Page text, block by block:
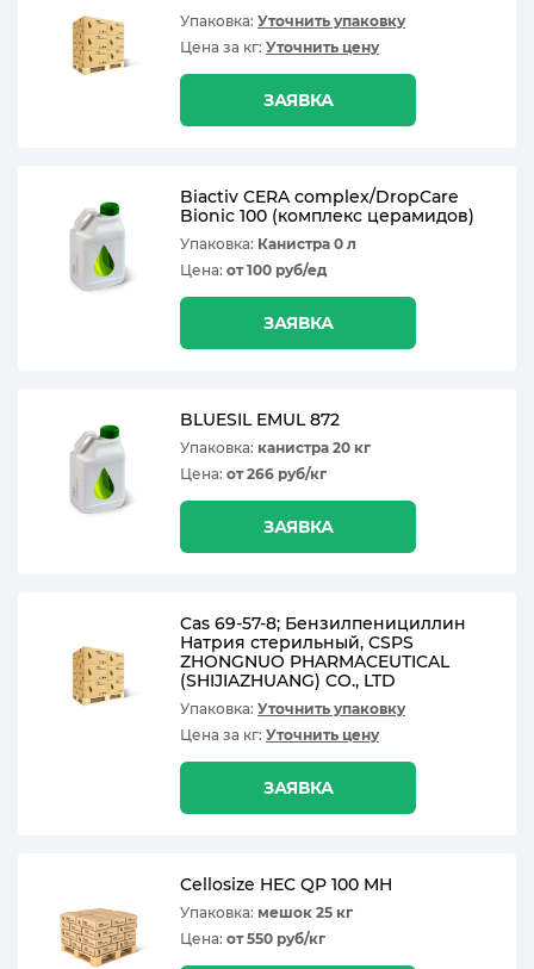
Упаковка: Уточнить упаковку
Цена за кг: Уточнить цену
ЗАЯВКА
Biactiv CERA complex/DropCare
Bionic 100 (комплекс церамидов)
Упаковка: Канистра 0 л
Цена: от 100 руб/ед
ЗАЯВКА
BLUESIL EMUL 872
Упаковка: канистра 20 кг
Цена: от 266 руб/кг
ЗАЯВКА
Cas 69-57-8; Бензилпенициллин
Натрия стерильный, CSPS
ZHONGNUO PHARMACEUTICAL
(SHIJIAZHUANG) CO., LTD
Упаковка: Уточнить упаковку
Цена за кг: Уточнить цену
ЗАЯВКА
Cellosize HEC QP 100 MH
Упаковка: мешок 25 кг
Цена: от 550 руб/кг